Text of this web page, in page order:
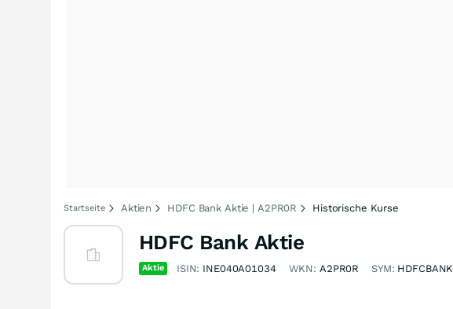
Startseite Aktien HDFC Bank Aktie | A2PR0R Historische Kurse
HDFC Bank Aktie
Aktie ISIN: INE040A01034 WKN: A2PR0R SYM: HDFCBANK